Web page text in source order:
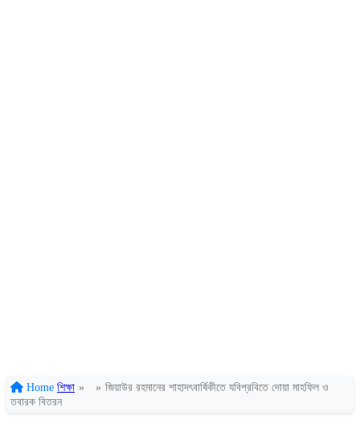
Home শিক্ষা » » জিয়াউর রহমানের শাহাদৎবার্ষিকীতে যবিপ্রবিতে দোয়া মাহফিল ও
তবারক বিতরন